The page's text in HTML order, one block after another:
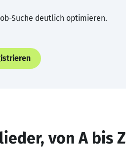
Suche deutlich optimieren.
von A bis Z